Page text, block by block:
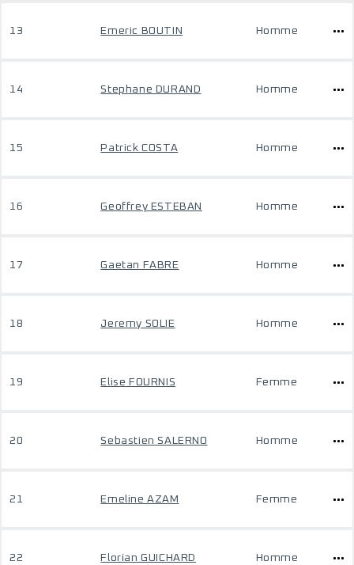
13 Emeric BOUTIN Homme
14 Stephane DURAND Homme
15 Patrick COSTA Homme
16 Geoffrey ESTEBAN Homme
17 Gaetan FABRE Homme
18 Jeremy SOLIE Homme
19 Elise FOURNIS Femme
20 Sebastien SALERNO Homme
21 Emeline AZAM Femme
22 Florian GUICHARD Homme